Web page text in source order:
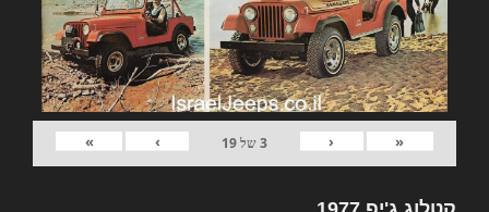
«
‹
3של19
›
»